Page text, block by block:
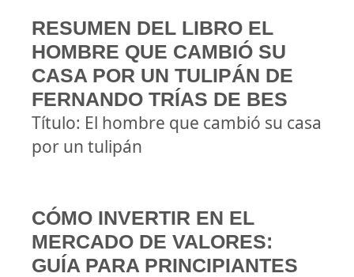
RESUMEN DEL LIBRO EL
HOMBRE QUE CAMBIÓ SU
CASA POR UN TULIPÁN DE
FERNANDO TRÍAS DE BES
Título: El hombre que cambió su casa
por un tulipán
CÓMO INVERTIR EN EL
MERCADO DE VALORES:
GUÍA PARA PRINCIPIANTES